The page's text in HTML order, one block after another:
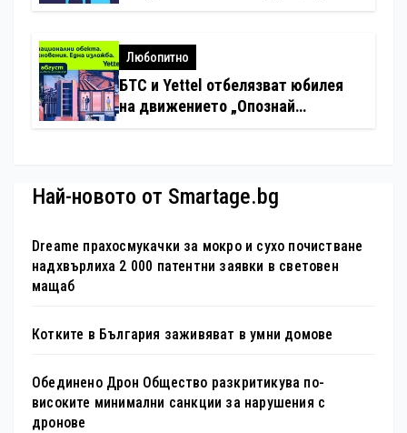
хотелиерството
Любопитно
БТС и Yettel отбелязват юбилея
на движението „Опознай
Най-новото от Smartage.bg
Dreame прахосмукачки за мокро и сухо почистване
надхвърлиха 2 000 патентни заявки в световен
мащаб
Котките в България заживяват в умни домове
Обединено Дрон Общество разкритикува по-
високите минимални санкции за нарушения с
дронове